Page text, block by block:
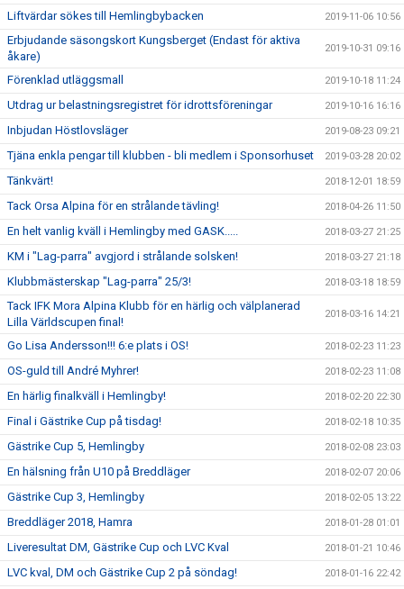
Liftvärdar sökes till Hemlingbybacken 2019-11-06 10:56
Erbjudande säsongskort Kungsberget (Endast för aktiva
åkare)
2019-10-31 09:16
Förenklad utläggsmall 2019-10-18 11:24
Utdrag ur belastningsregistret för idrottsföreningar 2019-10-16 16:16
Inbjudan Höstlovsläger 2019-08-23 09:21
Tjäna enkla pengar till klubben - bli medlem i Sponsorhuset 2019-03-28 20:02
Tänkvärt! 2018-12-01 18:59
Tack Orsa Alpina för en strålande tävling! 2018-04-26 11:50
En helt vanlig kväll i Hemlingby med GASK..... 2018-03-27 21:25
KM i "Lag-parra" avgjord i strålande solsken! 2018-03-27 21:18
Klubbmästerskap "Lag-parra" 25/3! 2018-03-18 18:59
Tack IFK Mora Alpina Klubb för en härlig och välplanerad
Lilla Världscupen final!
2018-03-16 14:21
Go Lisa Andersson!!! 6:e plats i OS! 2018-02-23 11:23
OS-guld till André Myhrer! 2018-02-23 11:08
En härlig finalkväll i Hemlingby! 2018-02-20 22:30
Final i Gästrike Cup på tisdag! 2018-02-18 10:35
Gästrike Cup 5, Hemlingby 2018-02-08 23:03
En hälsning från U10 på Breddläger 2018-02-07 20:06
Gästrike Cup 3, Hemlingby 2018-02-05 13:22
Breddläger 2018, Hamra 2018-01-28 01:01
Liveresultat DM, Gästrike Cup och LVC Kval 2018-01-21 10:46
LVC kval, DM och Gästrike Cup 2 på söndag! 2018-01-16 22:42